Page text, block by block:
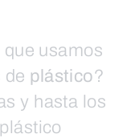
usamos
de plástico?
y hasta los